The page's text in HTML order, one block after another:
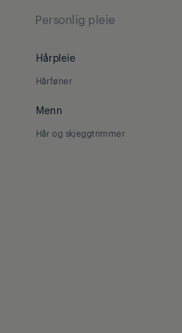
Personlig pleie
Hårpleie
Hårføner
Menn
Hår og skjeggtrimmer